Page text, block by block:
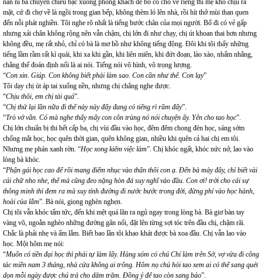
năn nỉ bà chuyển chiếu bạc xuống phòng khách để bố có chỗ vẽ riêng thì mẹ khó chịu ra
mặt, cứ đi chợ về là ngồi trong gian bếp, không thèm ló lên nhà, rồi hít thở mùi than quen
đến nỗi phát nghiền. Tôi nghe rõ nhất là tiếng bước chân của mọi người. Bố đi có vẻ gấp
nhưng xải chân không rộng nên vẫn chậm, chị lớn đi như chạy, chị út khoan thai hơn nhưng
không đều, mẹ rất nhỏ, chỉ có bà là mơ hồ như không tiếng động. Đôi khi tôi thấy những
tiếng lầm rầm rất kì quái, khi xa khi gần, khi liên miên, khi đứt đoạn, lào xào, nhấm nhẳng,
chẳng thể đoán định nổi là ai nói. Tiếng nói vô hình, vô trọng lượng.
“Con xin. Giúp. Con không biết phải làm sao. Con cần như thế. Con lạy”
Tôi dạy chị út áp tai xuống nền, nhưng chị chẳng nghe được.
“Chịu thôi, em chị tài quá”.
“Chị thử lại lần nữa đi thế này này đấy đang có tiếng rì rầm đấy”.
“Trò vớ vẩn. Có mà nghe thấy mấy con côn trùng nó nói chuyện ấy. Yên cho tao học”.
Chị lớn chuẩn bị thi hết cấp ba, chị vùi đầu vào học, đêm đêm chong đèn học, sáng sớm
chống mắt học, học quên thời gian, quên không gian, nhiều khi quên cả hai chị em tôi.
Nhưng mẹ phán xanh rờn. “Học xong kiếm việc làm”. Chị khóc ngất, khóc nức nở, lao vào
lòng bà khóc.
“Phận gái học cao để rồi mang điếm nhục vào thân thôi con ạ. Đến bà mày đây, chỉ biết vài
cái chữ nho nhe, thế mà cũng đeo nặng hòn đá suy nghĩ vào đầu. Con ơi! trời cho cái sự
thông minh thì đem ra mà suy tính đường đi nước bước trong đời, đừng phí vào học hành,
hoài của lắm”. Bà nói, giọng nghèn nghẹn.
Chị tôi vẫn khóc tấm tức, đến khi mệt quá lăn ra ngủ ngay trong lòng bà. Bà giơ bàn tay
vàng võ, ngoằn nghèo những đường gân nổi, đặt lên từng sợi tóc trên đầu chị, chậm rãi.
Chắc là phải nhẹ và ấm lắm. Biết bao lần tôi khao khát được bà xoa đầu. Chị vẫn lao vào
học. Một hôm mẹ nói:
“Muốn có tiền đại học thì phải tự làm lấy. Hàng xóm có chú Chí làm trên Sở, vợ vừa đi công
tác miền nam 3 tháng, nhà cửa không ai trông. Hôm nọ chú hỏi tao xem ai có thể sang quét
dọn mỗi ngày được chú trả cho dăm trăm. Đồng ý để tao còn sang bảo”.